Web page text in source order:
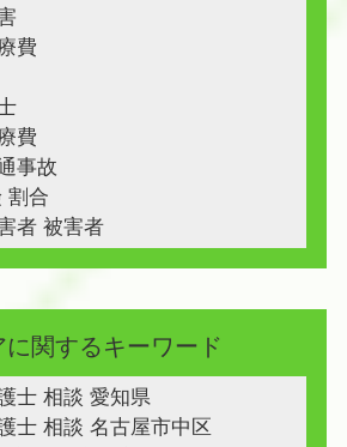
費
費
事故
割合
者 被害者
に関するキーワード
士 相談 愛知県
士 相談 名古屋市中区